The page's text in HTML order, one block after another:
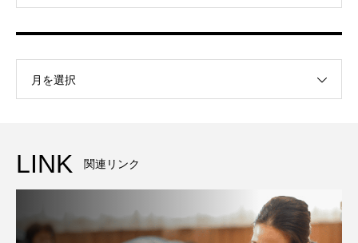
月を選択
LINK 関連リンク